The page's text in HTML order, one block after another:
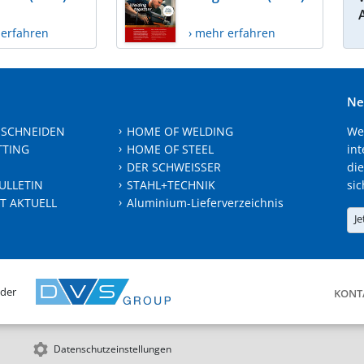
› mehr erfahren
AKTUELL
HOME OF WELDING
HOME OF STEEL
DER SCHWEISSER
STAHL+TECHNIK
Aluminium-Lieferverzeichnis
Datenschutzeinstellungen